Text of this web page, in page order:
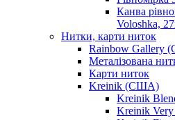
Канва
Voloshka,
Нитки, карти ниток
Rainbow Gallery
Металізована
Карти ниток
Kreinik (США)
Kreinik
Kreinik